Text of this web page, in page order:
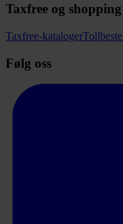
Taxfree og shopping
Taxfree-kataloger
Følg oss